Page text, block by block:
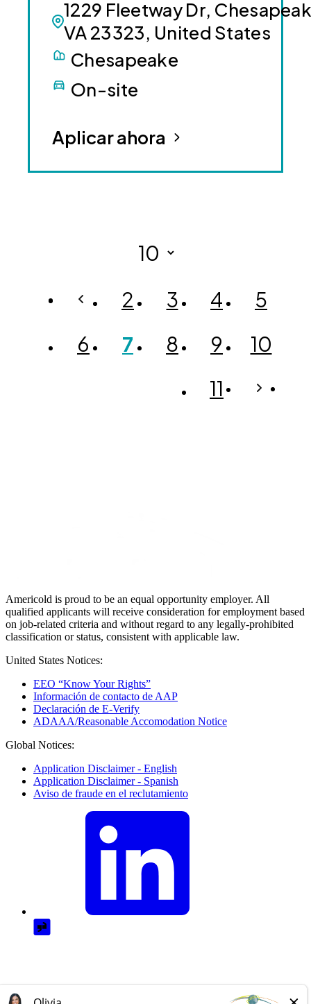
1229 Fleetway Dr,
VA 23323, United States
Chesapeake
On-site
Aplicar ahora
2 3 4
5
6
7 8 9
10
11
Americold is proud to be an equal opportunity employer. All
qualified applicants will receive consideration for employment based
on job-related criteria and without regard to any legally-prohibited
classification or status, consistent with applicable law.
United States Notices:
EEO “Know Your Rights”
Información de contacto de AAP
Declaración de E-Verify
ADAAA/Reasonable Accomodation Notice
Global Notices:
Application Disclaimer - English
Application Disclaimer - Spanish
Aviso de fraude en el reclutamiento